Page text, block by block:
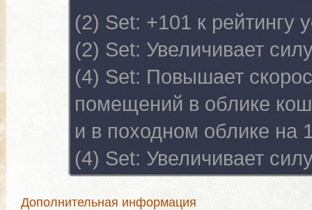
(2) Set: +101 к рейтингу
(2) Set: Увеличивает
(4) Set: Повышает
помещений в облике
и в походном облике на
(4) Set: Увеличивает
Дополнительная информация
Изображения
Комментарии Изображения